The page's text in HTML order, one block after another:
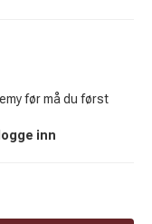
før må du først
inn